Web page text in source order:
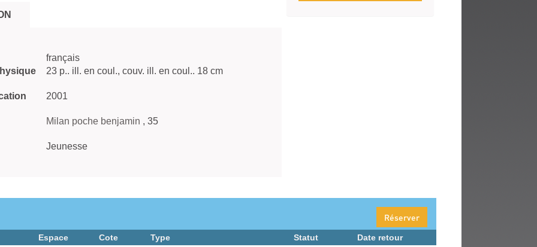
français
23 p.. ill. en coul., couv. ill. en coul.. 18 cm
2001
Milan poche benjamin , 35
Jeunesse
Réserver
Espace Cote Type Statut
Date retour